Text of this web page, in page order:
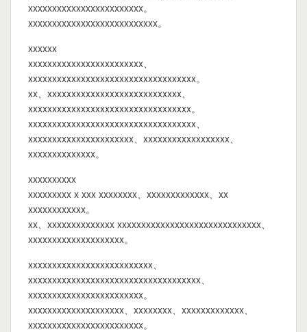
xxxxxxxxxxxxxxxxxxxxxxxx。
xxxxxxxxxxxxxxxxxxxxxxxxxxx。
xxxxxx
xxxxxxxxxxxxxxxxxxxxxxxx、
xxxxxxxxxxxxxxxxxxxxxxxxxxxxxxxxxxx。
xx、xxxxxxxxxxxxxxxxxxxxxxxxxxxx、
xxxxxxxxxxxxxxxxxxxxxxxxxxxxxxxxxx。
xxxxxxxxxxxxxxxxxxxxxxxxxxxxxxxxxxx、
xxxxxxxxxxxxxxxxxxxxxx、xxxxxxxxxxxxxxxxxx、
xxxxxxxxxxxxxx。
xxxxxxxxxx
xxxxxxxxx x xxx xxxxxxxx、xxxxxxxxxxxxx、xx
xxxxxxxxxxxx。
xx、xxxxxxxxxxxxxx xxxxxxxxxxxxxxxxxxxxxxxxxxxxxx、
xxxxxxxxxxxxxxxxxxxx。
xxxxxxxxxxxxxxxxxxxxxxxxxx、
xxxxxxxxxxxxxxxxxxxxxxxxxxxxxxxxxxxx、
xxxxxxxxxxxxxxxxxxxxxxxx。
xxxxxxxxxxxxxxxxxxxx、xxxxxxxx、xxxxxxxxxxxxx、
xxxxxxxxxxxxxxxxxxxxxxxx。